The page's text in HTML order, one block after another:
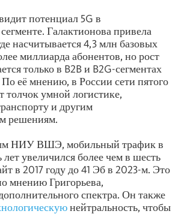
потенциал 5G в
Галактионова привела
насчитывается 4,3 млн базовых
миллиарда абонентов, но рост
только в B2B и B2G-сегментах
её мнению, в России сети пятого
толчок умной логистике,
и другим
решениям.
НИУ ВШЭ, мобильный трафик в
лет увеличился более чем в шесть
в 2017 году до 41 Эб в 2023-м. Это
мнению Григорьева,
спектра. Он также
нейтральность, чтобы